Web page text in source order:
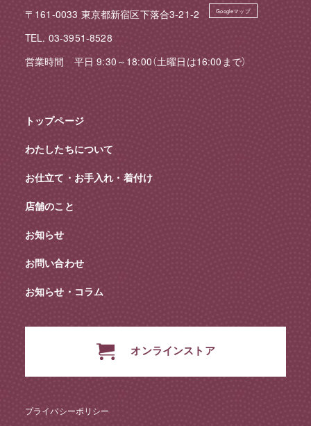
〒161-0033 東京都新宿区下落合3-21-2 Googleマップ
TEL. 03-3951-8528
営業時間 平日 9:30～18:00（土曜日は16:00まで）
トップページ
わたしたちについて
お仕立て・お手入れ・着付け
店舗のこと
お知らせ
お問い合わせ
お知らせ・コラム
オンラインストア
プライバシーポリシー